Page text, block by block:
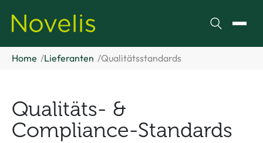
Suchen
Home Lieferanten Qualitätsstandards
Qualitäts- &
Compliance-Standards